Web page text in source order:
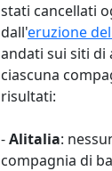
stati cancellati
dall'eruzione
andati sui siti di
ciascuna
risultati:
-Alitalia:
compagnia di